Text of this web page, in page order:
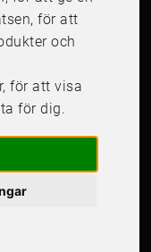
,för att
och
,för att visa
för dig.